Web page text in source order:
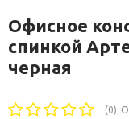
Офисное
спинкой
черная
(0)